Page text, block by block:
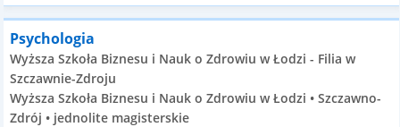
Psychologia
Wyższa Szkoła Biznesu i Nauk o Zdrowiu w Łodzi - Filia w
Szczawnie-Zdroju
Wyższa Szkoła Biznesu i Nauk o Zdrowiu w Łodzi • Szczawno-
Zdrój • jednolite magisterskie